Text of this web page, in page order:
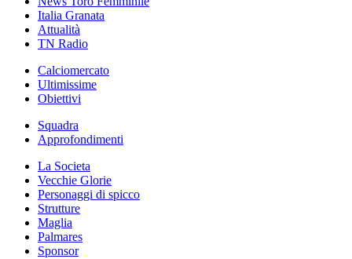
Italia Granata
Attualità
TN Radio
Calciomercato
Ultimissime
Obiettivi
Squadra
Approfondimenti
La Societa
Vecchie Glorie
Personaggi di spicco
Strutture
Maglia
Palmares
Sponsor